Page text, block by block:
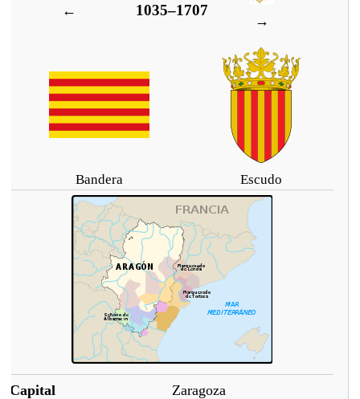
← 1035–1707
→
Bandera Escudo
Capital
Zaragoza